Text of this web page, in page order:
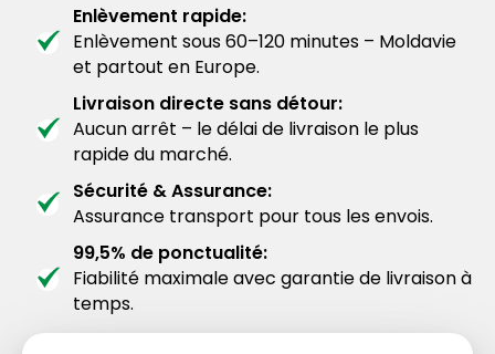
Enlèvement rapide:
Enlèvement sous 60–120 minutes – Moldavie
et partout en Europe.
Livraison directe sans détour:
Aucun arrêt – le délai de livraison le plus
rapide du marché.
Sécurité & Assurance:
Assurance transport pour tous les envois.
99,5% de ponctualité:
Fiabilité maximale avec garantie de livraison à
temps.